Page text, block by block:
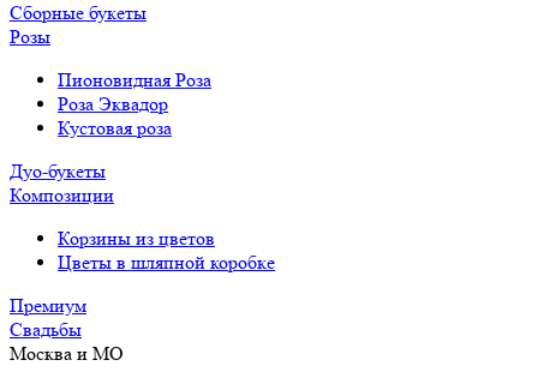
Сборные букеты
Розы
Пионовидная Роза
Роза Эквадор
Кустовая роза
Дуо-букеты
Композиции
Корзины из цветов
Цветы в шляпной коробке
Премиум
Свадьбы
Москва и МО